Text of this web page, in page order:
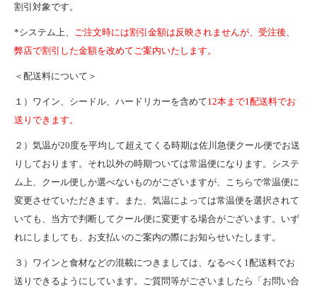
割引対象です。
*システム上、 ご注文時には割引金額は反映されませんが、受注後、
弊店で割引した金額を改めてご案内いたします。
＜配送料について＞
１）ワイン、シードル、ハードリカーを含めて12本まで1配送料でお
送りできます。
２）気温が20度を平均して超えてくる時期は佐川急便クール便でお送
りしております。それ以外の時期ついては常温便になります。システ
ム上、クール便しか選べないものがございますが、こちらで常温便に
変更させていただきます。また、気温によっては常温便を選択されて
いても、当方で判断してクール便に変更する場合がございます。いず
れにしましても、お支払いのご案内の際にお知らせいたします。
３）ワインと食材などの混載につきましては、なるべく1配送料でお
送りできるようにしています。ご質問等がございましたら「お問い合